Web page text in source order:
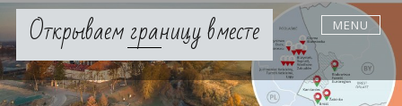
Skip
contentОткрываем границу вместе MENU